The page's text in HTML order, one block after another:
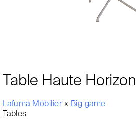
Table Haute Horizon
Lafuma Mobilier x Big game
Tables